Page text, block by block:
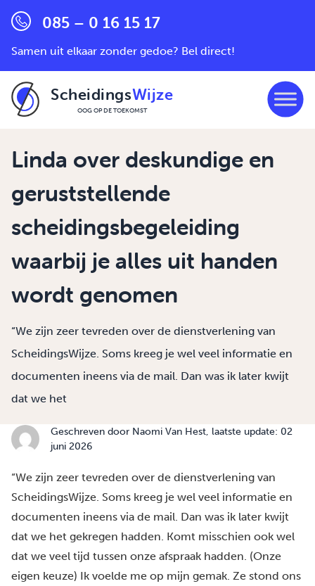
085 – 0 16 15 17
Samen uit elkaar zonder gedoe? Bel direct!
ScheidingsWijze
OOG OP DE TOEKOMST
Linda over deskundige en
geruststellende
scheidingsbegeleiding
waarbij je alles uit handen
wordt genomen
“We zijn zeer tevreden over de dienstverlening van
ScheidingsWijze. Soms kreeg je wel veel informatie en
documenten ineens via de mail. Dan was ik later kwijt
dat we het
Geschreven door Naomi Van Hest, laatste update: 02
juni 2026
“We zijn zeer tevreden over de dienstverlening van
ScheidingsWijze. Soms kreeg je wel veel informatie en
documenten ineens via de mail. Dan was ik later kwijt
dat we het gekregen hadden. Komt misschien ook wel
dat we veel tijd tussen onze afspraak hadden. (Onze
eigen keuze) Ik voelde me op mijn gemak. Ze stond ons